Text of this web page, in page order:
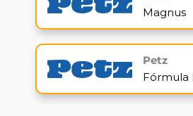
Magnus
Petz
Fórmula